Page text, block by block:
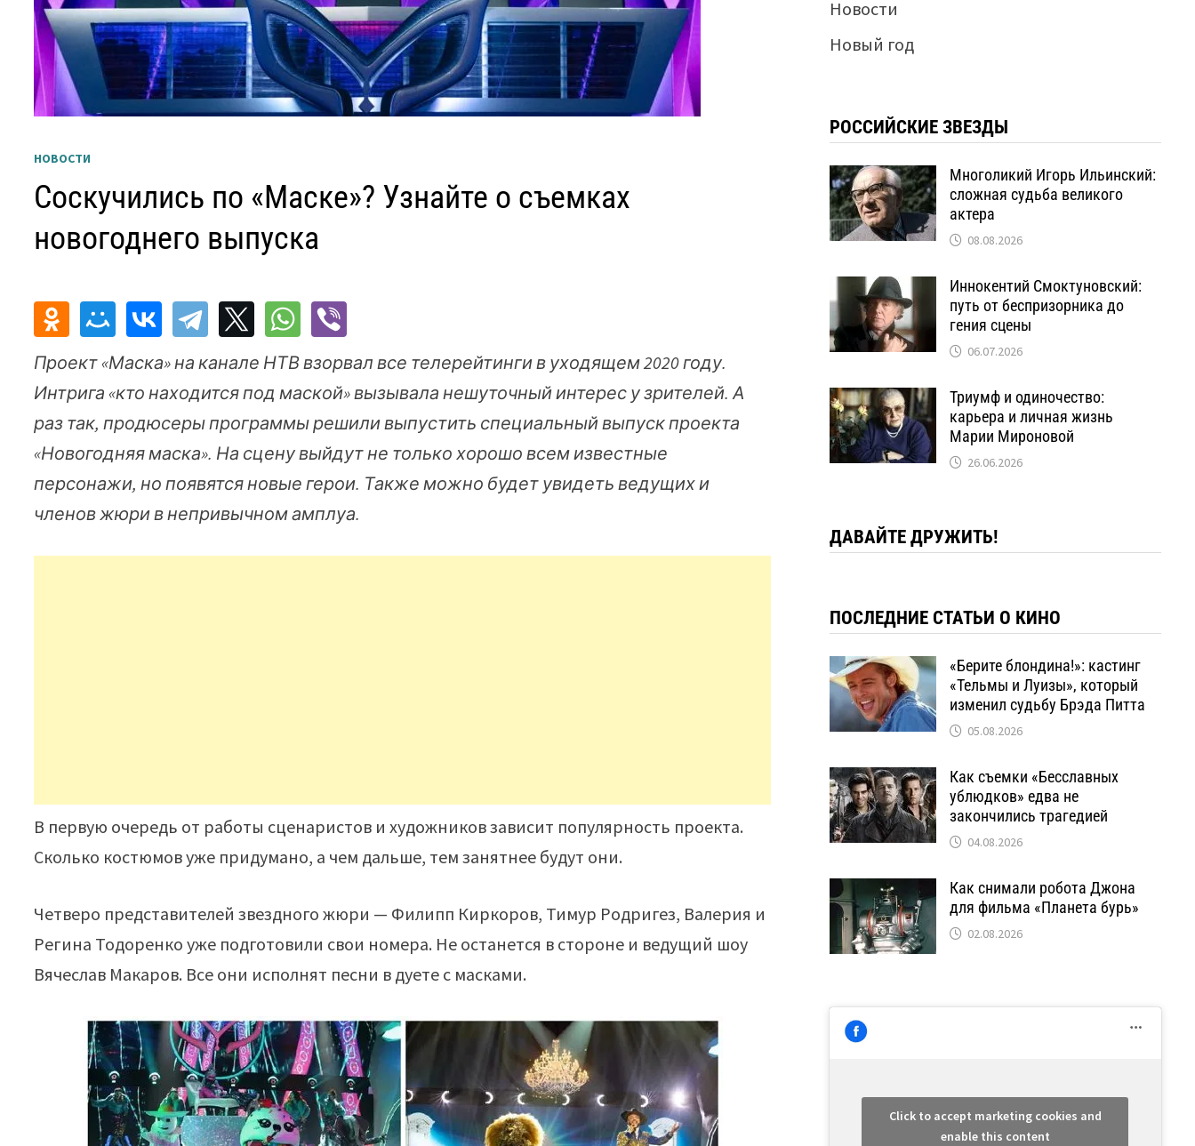
НОВОСТИ
Соскучились по «Маске»? Узнайте о съемках
новогоднего выпуска
Проект «Маска» на канале НТВ взорвал все телерейтинги в уходящем 2020 году.
Интрига «кто находится под маской» вызывала нешуточный интерес у зрителей. А
раз так, продюсеры программы решили выпустить специальный выпуск проекта
«Новогодняя маска». На сцену выйдут не только хорошо всем известные
персонажи, но появятся новые герои. Также можно будет увидеть ведущих и
членов жюри в непривычном амплуа.
В первую очередь от работы сценаристов и художников зависит популярность проекта.
Сколько костюмов уже придумано, а чем дальше, тем занятнее будут они.
Четверо представителей звездного жюри — Филипп Киркоров, Тимур Родригез, Валерия и
Регина Тодоренко уже подготовили свои номера. Не останется в стороне и ведущий шоу
Вячеслав Макаров. Все они исполнят песни в дуете с масками.
Новости
Новый год
РОССИЙСКИЕ ЗВЕЗДЫ
Многоликий Игорь Ильинский:
сложная судьба великого
актера
08.08.2026
Иннокентий Смоктуновский:
путь от беспризорника до
гения сцены
06.07.2026
Триумф и одиночество:
карьера и личная жизнь
Марии Мироновой
26.06.2026
ДАВАЙТЕ ДРУЖИТЬ!
ПОСЛЕДНИЕ СТАТЬИ О КИНО
«Берите блондина!»: кастинг
«Тельмы и Луизы», который
изменил судьбу Брэда Питта
05.08.2026
Как съемки «Бесславных
ублюдков» едва не
закончились трагедией
04.08.2026
Как снимали робота Джона
для фильма «Планета бурь»
02.08.2026
Click to accept marketing cookies and
enable this content